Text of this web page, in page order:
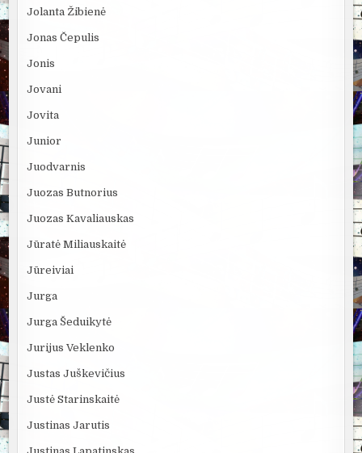
Jolanta Žibienė
Jonas Čepulis
Jonis
Jovani
Jovita
Junior
Juodvarnis
Juozas Butnorius
Juozas Kavaliauskas
Jūratė Miliauskaitė
Jūreiviai
Jurga
Jurga Šeduikytė
Jurijus Veklenko
Justas Juškevičius
Justė Starinskaitė
Justinas Jarutis